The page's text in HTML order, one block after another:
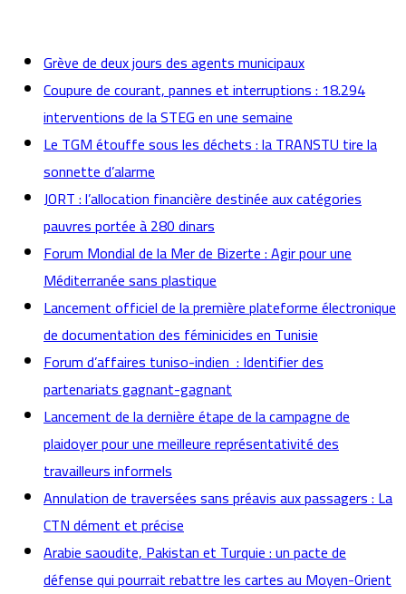
Grève de deux jours des agents municipaux
Coupure de courant, pannes et interruptions : 18.294
interventions de la STEG en une semaine
Le TGM étouffe sous les déchets : la TRANSTU tire la
sonnette d’alarme
JORT : l’allocation financière destinée aux catégories
pauvres portée à 280 dinars
Forum Mondial de la Mer de Bizerte : Agir pour une
Méditerranée sans plastique
Lancement officiel de la première plateforme électronique
de documentation des féminicides en Tunisie
Forum d’affaires tuniso-indien : Identifier des
partenariats gagnant-gagnant
Lancement de la dernière étape de la campagne de
plaidoyer pour une meilleure représentativité des
travailleurs informels
Annulation de traversées sans préavis aux passagers : La
CTN dément et précise
Arabie saoudite, Pakistan et Turquie : un pacte de
défense qui pourrait rebattre les cartes au Moyen-Orient